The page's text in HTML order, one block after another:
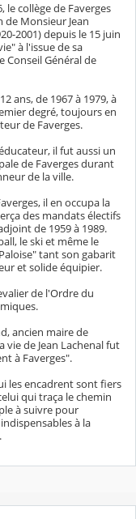
le collège de Faverges
de Monsieur Jean
2001) depuis le 15 juin
à l'issue de sa
Conseil Général de
ans, de 1967 à 1979, à
degré, toujours en
de Faverges.
il fut aussi un
de Faverges durant
de la ville.
il en occupa la
des mandats électifs
de 1959 à 1989.
le ski et même le
tant son gabarit
et solide équipier.
de l'Ordre du
ancien maire de
vie de Jean Lachenal fut
à Faverges".
les encadrent sont fiers
qui traça le chemin
à suivre pour
à la